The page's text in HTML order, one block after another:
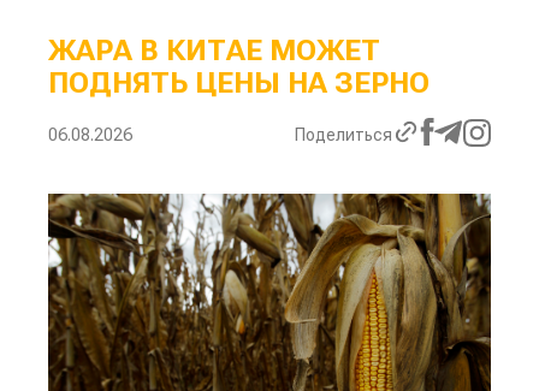
ЖАРА В КИТАЕ МОЖЕТ
ПОДНЯТЬ ЦЕНЫ НА ЗЕРНО
06.08.2026 Поделиться